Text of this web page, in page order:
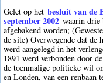
Gelet op het besluit van de
september 2002waarin drie
afgebakend worden;
de site) Overwegende dat
werd aangelegd in het
1891 werd verbonden door
de toenmalige politieke wil
en Londen, van een renbaan